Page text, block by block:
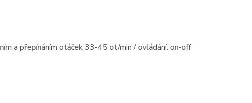
a přepínáním otáček 33-45 ot/min / ovládání: on-off